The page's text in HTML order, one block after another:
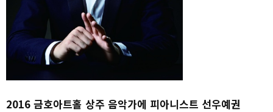
2016 금호아트홀 상주 음악가에 피아니스트 선우예권